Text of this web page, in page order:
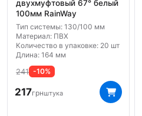
двухмуфтовый 67° белый
100мм RainWay
Тип системы: 130/100 мм
Материал: ПВХ
Количество в упаковке: 20 шт
Длина: 164 мм
241 -10%
217грнштука